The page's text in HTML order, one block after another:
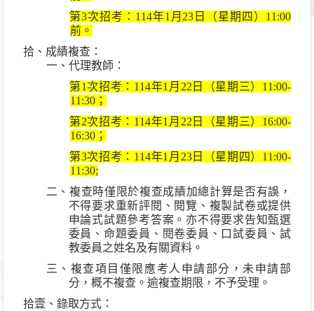
第3次招考： 114年1 月 23 日（星期四） 11:00
前。
拾、成績複查：
一、代理教師：
第1次招考： 114年1 月 22 日（星期三） 11:00-
11:30；
第2次招考： 114年1 月 22 日（星期三） 16:00-
16:30；
第3次招考： 114年1 月 23日（星期四） 11:00-
11:30;
二、複查時僅限於複查成績加總計算是否有誤，
不得要求重新評閱、閱覽、複製試卷或提供
申論式試題參考答案。亦不得要求告知甄選
委員、命題委員、閱卷委員、口試委員、試
教委員之姓名及有關資料。
三、複查項目僅限應考人申請部分，未申請部
分，概不複查。逾複查期限，不予受理。
拾壹、錄取方式：